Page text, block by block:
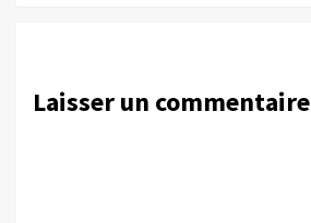
Laisser un commentaire